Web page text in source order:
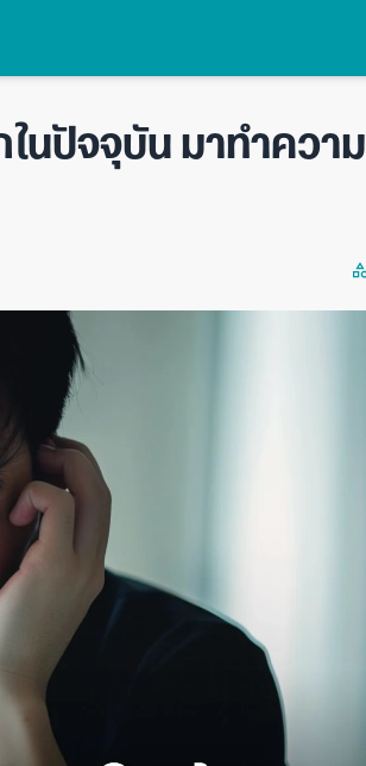
ในปัจจุบัน มาทำความ